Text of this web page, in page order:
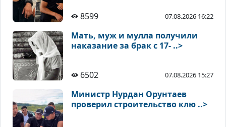
8599 07.08.2026 16:22
Мать, муж и мулла получили
наказание за брак с 17- ..>
6502 07.08.2026 15:27
Министр Нурдан Орунтаев
проверил строительство клю ..>